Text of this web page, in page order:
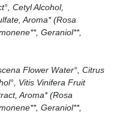
Cetyl Alcohol,
Aroma* (Rosa
Geraniol**,
Flower Water°, Citrus
Vitis Vinifera Fruit
Aroma* (Rosa
Geraniol**,